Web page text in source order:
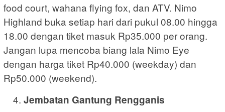
food court, wahana flying fox, dan ATV. Nimo
Highland buka setiap hari dari pukul 08.00 hingga
18.00 dengan tiket masuk Rp35.000 per orang.
Jangan lupa mencoba biang lala Nimo Eye
dengan harga tiket Rp40.000 (weekday) dan
Rp50.000 (weekend).
Jembatan Gantung Rengganis